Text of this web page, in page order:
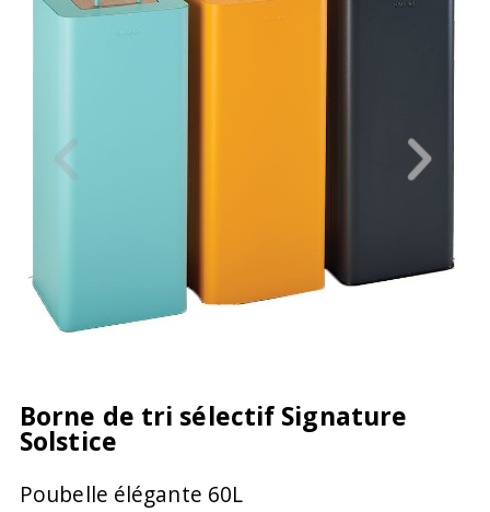
Borne de tri sélectif Signature
Solstice
Poubelle élégante 60L